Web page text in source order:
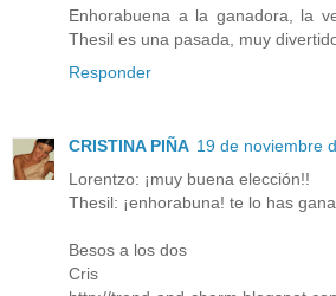
Enhorabuena a la ganadora, la
Thesil es una pasada, muy
Responder
CRISTINA PIÑA 19 de noviembre
Lorentzo: ¡muy buena elección!!
Thesil: ¡enhorabuna! te lo has
Besos a los dos
Cris